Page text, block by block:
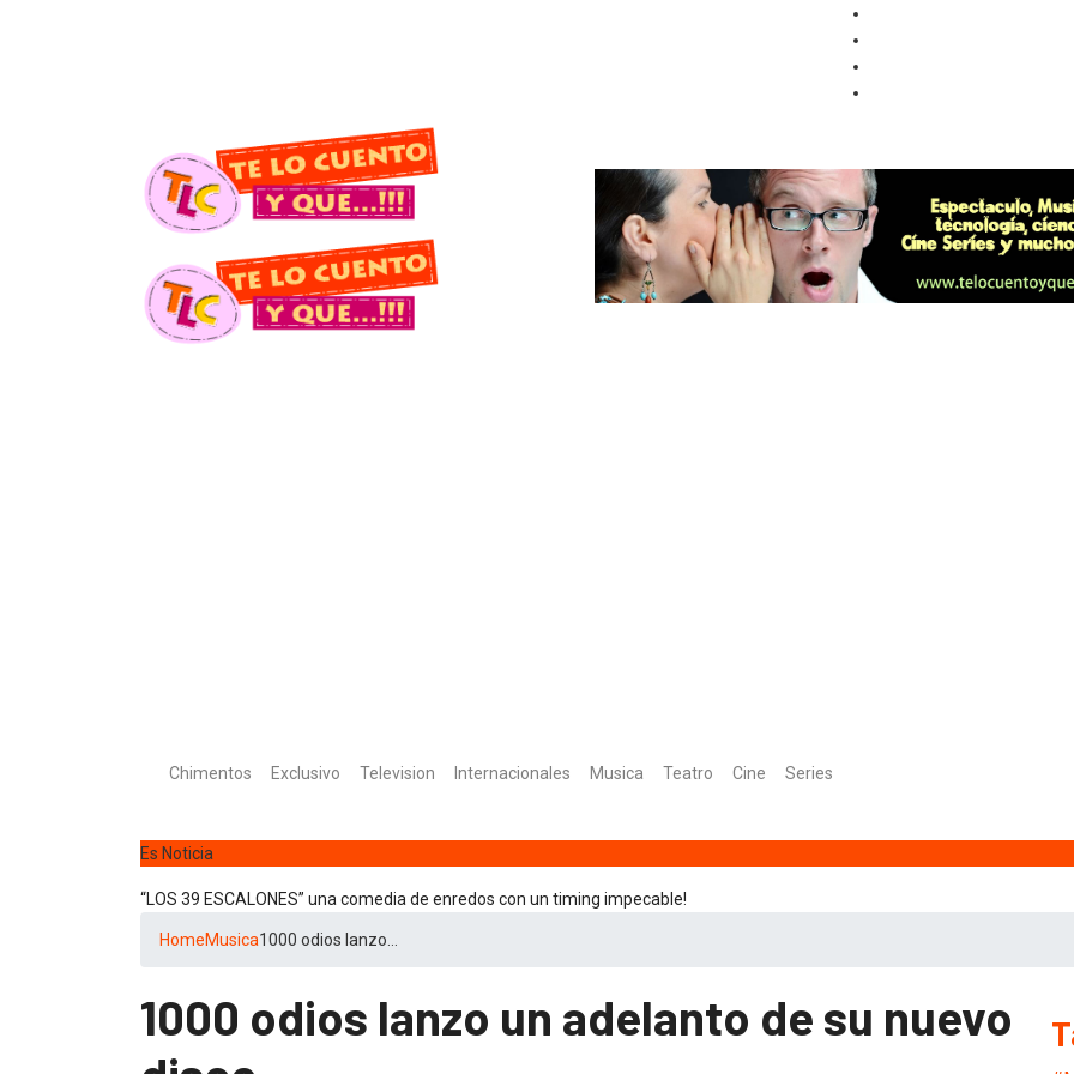
Chimentos Exclusivo Television Internacionales Musica Teatro Cine Series
Es Noticia
“ICONIC WINTER” nuevas colecciones en Galerias pacifico!
HomeMusica1000 odios lanzo…
1000 odios lanzo un adelanto de su nuevo